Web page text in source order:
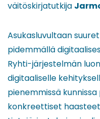
väitöskirjatutkija
Asukasluvultaan
pidemmällä
Ryhti-järjestelmän
digitaaliselle
pienemmissä
konkreettiset